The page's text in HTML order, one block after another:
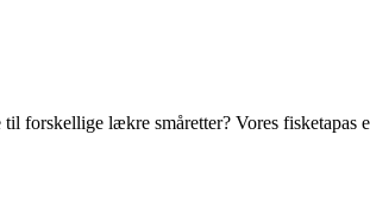
forskellige lækre småretter? Vores fisketapas